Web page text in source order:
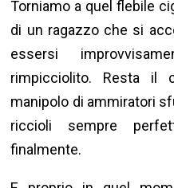
Torniamo a quel flebile
di un ragazzo che si
essersi
rimpicciolito. Resta il
manipolo di ammiratori
riccioli sempre
finalmente.